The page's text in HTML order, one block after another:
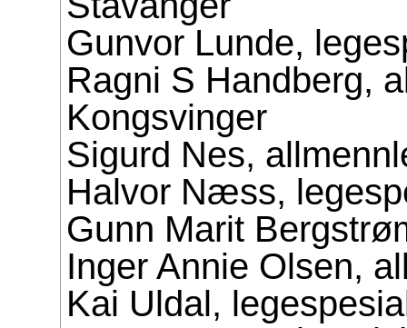
Gunvor Lunde,
Ragni S Handberg,
Kongsvinger
Sigurd Nes,
Halvor Næss,
Gunn Marit
Inger Annie Olsen,
Kai Uldal,